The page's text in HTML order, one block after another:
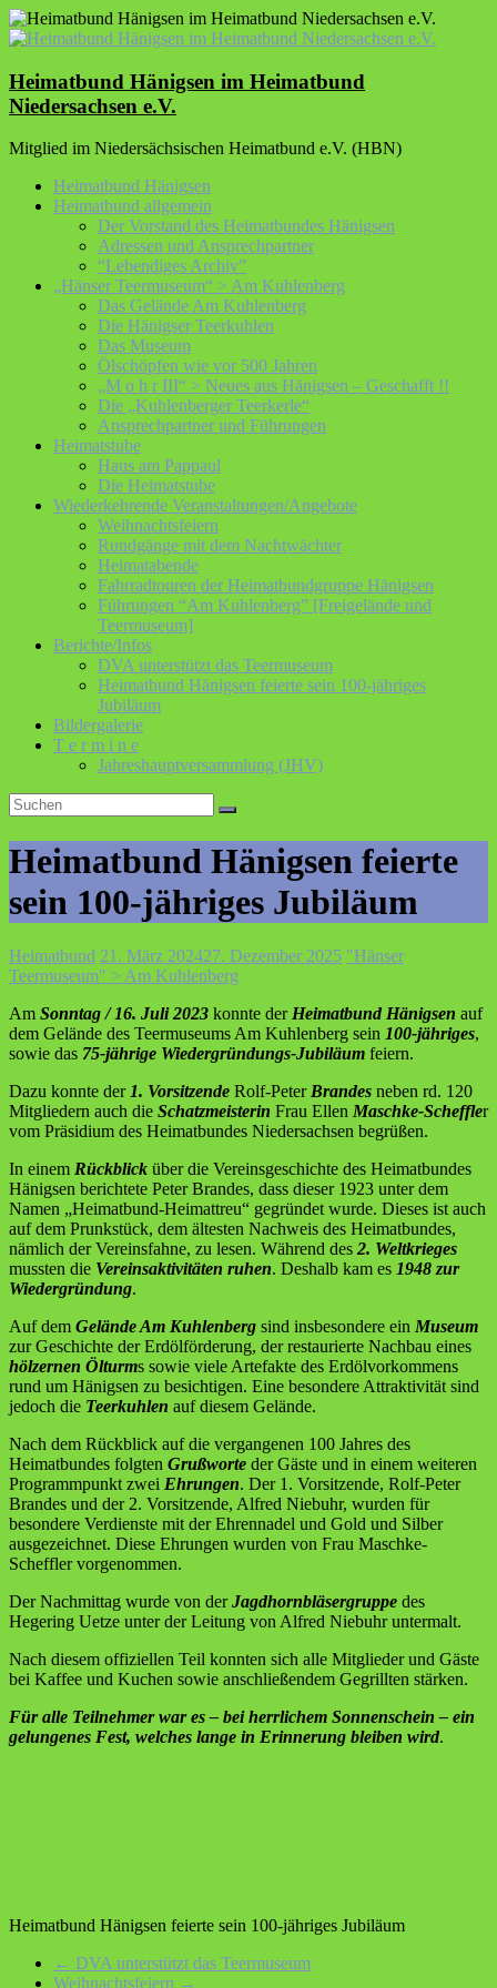
Zum
Inhalt
Heimatbund Hänigsen im Heimatbund
Niedersachsen e.V.
Mitglied im Niedersächsischen Heimatbund e.V. (HBN)
Heimatbund Hänigsen
Heimatbund allgemein
Der Vorstand des Heimatbundes Hänigsen
Adressen und Ansprechpartner
“Lebendiges Archiv”
„Hänser Teermuseum“ > Am Kuhlenberg
Das Gelände Am Kuhlenberg
Die Hänigser Teerkuhlen
Das Museum
Ölschöpfen wie vor 500 Jahren
„M o h r III“ > Neues aus Hänigsen – Geschafft !!
Die „Kuhlenberger Teerkerle“
Ansprechpartner und Führungen
Heimatstube
Haus am Pappaul
Die Heimatstube
Wiederkehrende Veranstaltungen/Angebote
Weihnachtsfeiern
Rundgänge mit dem Nachtwächter
Heimatabende
Fahrradtouren der Heimatbundgruppe Hänigsen
Führungen “Am Kuhlenberg” [Freigelände und
Teermuseum]
Berichte/Infos
DVA unterstützt das Teermuseum
Heimatbund Hänigsen feierte sein 100-jähriges
Jubiläum
Bildergalerie
T e r m i n e
Jahreshauptversammlung (JHV)
Heimatbund Hänigsen feierte
sein 100-jähriges Jubiläum
Heimatbund 21. März 202427. Dezember 2025 "Hänser
Teermuseum" > Am Kuhlenberg
Am Sonntag / 16. Juli 2023 konnte der Heimatbund Hänigsen auf
dem Gelände des Teermuseums Am Kuhlenberg sein 100-jähriges,
sowie das 75-jährige Wiedergründungs-Jubiläum feiern.
Dazu konnte der 1. Vorsitzende Rolf-Peter Brandes neben rd. 120
Mitgliedern auch die Schatzmeisterin Frau Ellen Maschke-Scheffler
vom Präsidium des Heimatbundes Niedersachsen begrüßen.
In einem Rückblick über die Vereinsgeschichte des Heimatbundes
Hänigsen berichtete Peter Brandes, dass dieser 1923 unter dem
Namen „Heimatbund-Heimattreu“ gegründet wurde. Dieses ist auch
auf dem Prunkstück, dem ältesten Nachweis des Heimatbundes,
nämlich der Vereinsfahne, zu lesen. Während des 2. Weltkrieges
mussten die Vereinsaktivitäten ruhen. Deshalb kam es 1948 zur
Wiedergründung.
Auf dem Gelände Am Kuhlenberg sind insbesondere ein Museum
zur Geschichte der Erdölförderung, der restaurierte Nachbau eines
hölzernen Ölturms sowie viele Artefakte des Erdölvorkommens
rund um Hänigsen zu besichtigen. Eine besondere Attraktivität sind
jedoch die Teerkuhlen auf diesem Gelände.
Nach dem Rückblick auf die vergangenen 100 Jahres des
Heimatbundes folgten Grußworte der Gäste und in einem weiteren
Programmpunkt zwei Ehrungen. Der 1. Vorsitzende, Rolf-Peter
Brandes und der 2. Vorsitzende, Alfred Niebuhr, wurden für
besondere Verdienste mit der Ehrennadel und Gold und Silber
ausgezeichnet. Diese Ehrungen wurden von Frau Maschke-
Scheffler vorgenommen.
Der Nachmittag wurde von derJagdhornbläsergruppe des
Hegering Uetze unter der Leitung von Alfred Niebuhr untermalt.
Nach diesem offiziellen Teil konnten sich alle Mitglieder und Gäste
bei Kaffee und Kuchen sowie anschließendem Gegrillten stärken.
Für alle Teilnehmer war es – bei herrlichem Sonnenschein – ein
gelungenes Fest, welches lange in Erinnerung bleiben wird.
Heimatbund Hänigsen feierte sein 100-jähriges Jubiläum
← DVA unterstützt das Teermuseum
Weihnachtsfeiern →